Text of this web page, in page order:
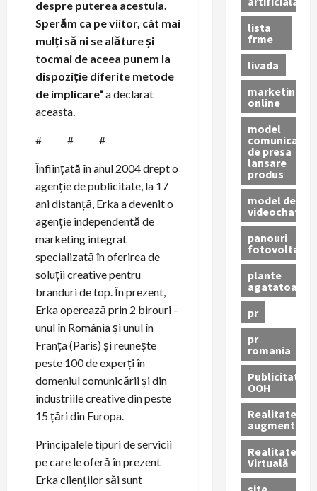
despre puterea acestuia.
Sperăm ca pe viitor, cât mai
mulți să ni se alăture și
tocmai de aceea punem la
dispoziție diferite metode
de implicare“a declarat
aceasta.
# # #
Înființată în anul 2004 drept o
agenție de publicitate, la 17
ani distanță, Erka a devenit o
agenție independentă de
marketing integrat
specializată în oferirea de
soluții creative pentru
branduri de top. În prezent,
Erka operează prin 2 birouri –
unul în România și unul în
Franța (Paris) și reunește
peste 100 de experți în
domeniul comunicării și din
industriile creative din peste
15 țări din Europa.
Principalele tipuri de servicii
pe care le oferă în prezent
Erka clienților săi sunt
lista
frme
livada
marketing
online
model
comunicat
de presa
lansare
produs
model de
videochat
panouri
fotovoltaice
plante
agatatoare
pr
pr
romania
Publicitate
OOH
Realitatea
augmentată
Realitatea
Virtuală